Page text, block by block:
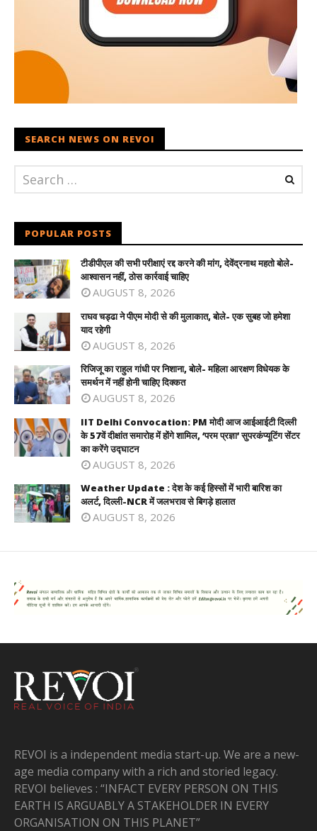
SEARCH NEWS ON REVOI
POPULAR POSTS
टीडीपीएल की सभी परीक्षाएं रद्द करने की मांग, देवेंद्रनाथ महतो बोले-
आश्वासन नहीं, ठोस कार्रवाई चाहिए
AUGUST 8, 2026
राघव चड्ढा ने पीएम मोदी से की मुलाकात, बोले- एक सुबह जो हमेशा
याद रहेगी
AUGUST 8, 2026
रिजिजू का राहुल गांधी पर निशाना, बोले- महिला आरक्षण विधेयक के
समर्थन में नहीं होनी चाहिए दिक्कत
AUGUST 8, 2026
IIT Delhi Convocation: PM मोदी आज आईआईटी दिल्ली
के 57वें दीक्षांत समारोह में होंगे शामिल, ‘परम प्रज्ञा’ सुपरकंप्यूटिंग सेंटर
का करेंगे उद्घाटन
AUGUST 8, 2026
Weather Update : देश के कई हिस्सों में भारी बारिश का
अलर्ट, दिल्ली-NCR में जलभराव से बिगड़े हालात
AUGUST 8, 2026
REVOI is a independent media start-up. We are a new-
age media company with a rich and storied legacy.
REVOI believes : “INFACT EVERY PERSON ON THIS
EARTH IS ARGUABLY A STAKEHOLDER IN EVERY
ORGANISATION ON THIS PLANET”